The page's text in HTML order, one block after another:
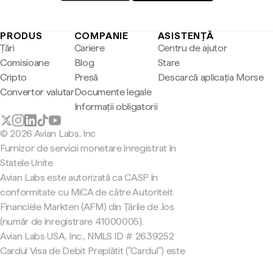
PRODUS
Țări
Comisioane
Cripto
Convertor valutar
COMPANIE
Cariere
Blog
Presă
Documente legale
Informații obligatorii
ASISTENȚĂ
Centru de ajutor
Stare
Descarcă aplicația Morse
© 2026 Avian Labs, Inc
Furnizor de servicii monetare înregistrat în
Statele Unite
Avian Labs este autorizată ca CASP în
conformitate cu MiCA de către Autoriteit
Financiële Markten (AFM) din Țările de Jos
(număr de înregistrare 41000005).
Avian Labs USA, Inc., NMLS ID # 2639252
Cardul Visa de Debit Preplătit ("Cardul") este